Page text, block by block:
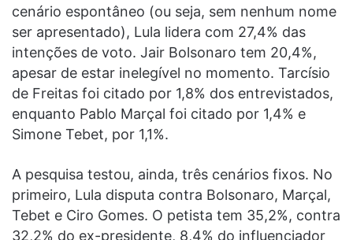
cenário espontâneo (ou seja, sem nenhum nome
ser apresentado), Lula lidera com 27,4% das
intenções de voto. Jair Bolsonaro tem 20,4%,
apesar de estar inelegível no momento. Tarcísio
de Freitas foi citado por 1,8% dos entrevistados,
enquanto Pablo Marçal foi citado por 1,4% e
Simone Tebet, por 1,1%.
A pesquisa testou, ainda, três cenários fixos. No
primeiro, Lula disputa contra Bolsonaro, Marçal,
Tebet e Ciro Gomes. O petista tem 35,2%, contra
32,2% do ex-presidente, 8,4% do influenciador